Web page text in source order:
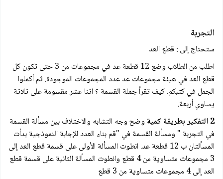
التجربة
ستحتاج إلى : قطع العد
اطلب من الطلاب وضع 12 قطعة عد في مجموعات من 3 حتى تكون كل
قطع العد في هيئة مجموعات عد عدد المجموعات الموجودة. ثم أكملوا
الجمل في كتبكم. كيف تقرأ جملة القسمة ؟ اثنا عشر مقسومة على ثلاثة
يساوي أربعة.
2 التفكير بطريقة كمية
وضح وجه التشابه والاختلاف بين مسألة القسمة
في التجربة " ومسألة القسمة في "قم بناء العدد الإجابة النموذجية بدأت
المسألتان ب 12 قطعة عد. انطوت المسألة الأولى على قسمة قطع العد إلى
3 مجموعات متساوية من 4 قطع وانطوت المسألة الثانية على قسمة قطع
العد إلى 4 مجموعات متساوية من 3 قطع